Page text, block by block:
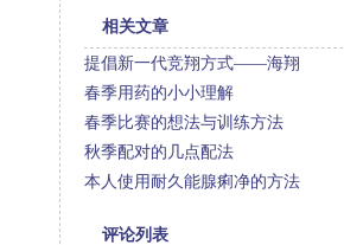
相关文章
提倡新一代竞翔方式——海翔
春季用药的小小理解
春季比赛的想法与训练方法
秋季配对的几点配法
本人使用耐久能腺痢净的方法
评论列表